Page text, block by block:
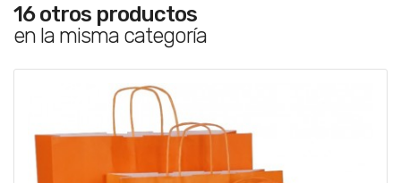
16 otros productos
en la misma categoría